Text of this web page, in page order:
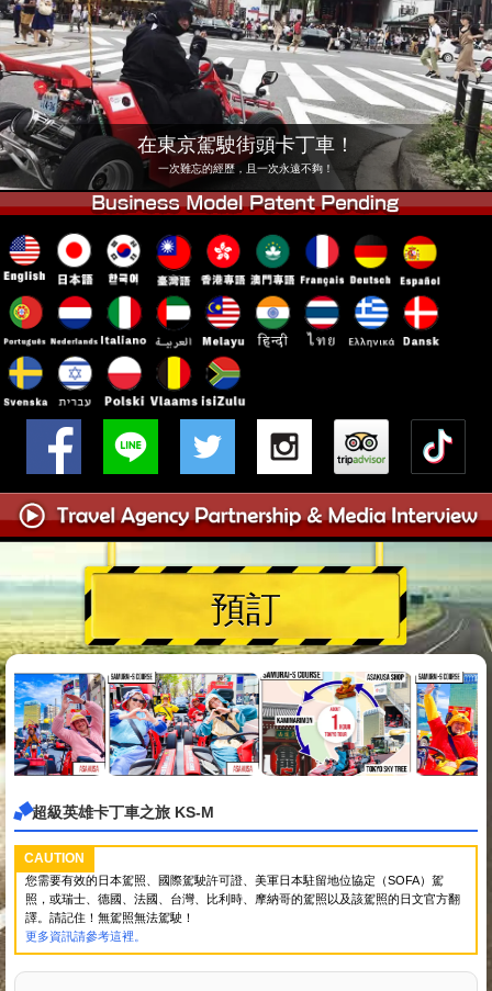
公司 預訂
更換店鋪
東京 品川 #1 東京 秋葉原 #1
東京 秋葉原 #2 東京 澀谷
東京 澀谷分店 東京灣
東京 淺草 大阪
在東京駕駛街頭卡丁車！
一次難忘的經歷，且一次永遠不夠！
預訂
超級英雄卡丁車之旅 KS-M
CAUTION
您需要有效的日本駕照、國際駕駛許可證、美軍日本駐留地位協定（SOFA）駕
照，或瑞士、德國、法國、台灣、比利時、摩納哥的駕照以及該駕照的日文官方翻
譯。請記住！無駕照無法駕駛！
更多資訊請參考這裡。